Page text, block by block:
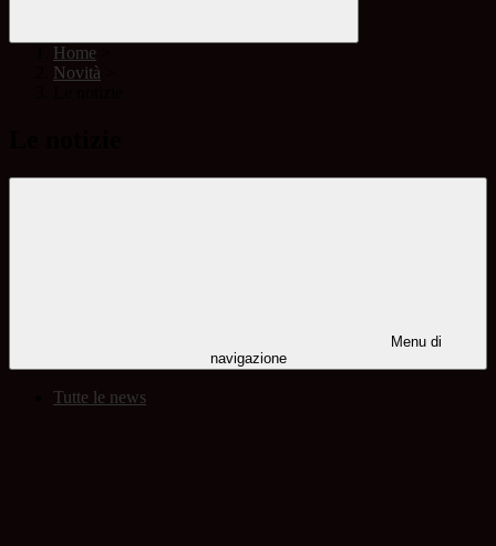
Home
Novità
Menu di
navigazione
Tutte le news